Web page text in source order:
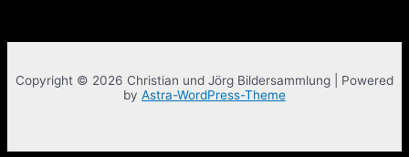
Copyright © 2026 Christian und Jörg Bildersammlung | Powered
by Astra-WordPress-Theme